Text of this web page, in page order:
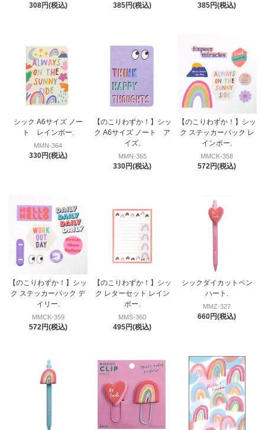
308円(税込) 385円(税込) 385円(税込)
シック A6サイズ ノー
ト レインボー.
MMN-364
330円(税込)
【のこりわずか！】シッ
ク A6サイズ ノート ア
イズ.
MMN-365
330円(税込)
【のこりわずか！】シッ
ク ステッカーパック レ
インボー.
MMCK-358
572円(税込)
【のこりわずか！】シッ
ク ステッカーパック デ
イリー.
MMCK-359
572円(税込)
【のこりわずか！】シッ
ク レターセット レイン
ボー.
MMS-360
495円(税込)
シックダイカットペン
ハート.
MMZ-327
660円(税込)